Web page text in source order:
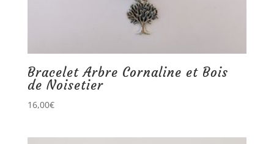
Bracelet Arbre Cornaline et Bois
de Noisetier
16,00€